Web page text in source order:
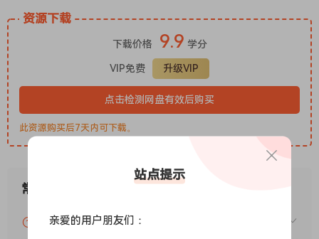
part studio. Most piano plugins or piano Kontakt libraries
are either one or the other.
The perfect blend of character and polish
Echo Sound Works Loft Piano Update 3 KONTAKT
screenshotCharacter pianos often only work in a limited
range of songs while the more versatile pianos can sound
stale and boring.
The Loft Piano for Kontakt can be either. It comes with 5
Snap Shots for Kontakt so you can easily access 5 distinct
and unique versions of the piano. We’ve also created a
– Beautiful, raw, and emotional sound
资源下载
下载价格 9.9 学分
VIP免费 升级VIP
点击检测网盘有效后购买
此资源购买后7天内可下载。
常见问题
VIP资源或免费资源能否做为商业用途？
站点提示
亲爱的用户朋友们：